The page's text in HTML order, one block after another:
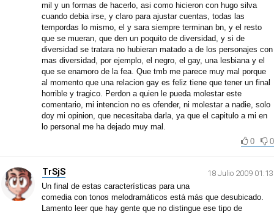
mil y un formas de hacerlo, asi como hicieron con hugo silva
cuando debia irse, y claro para ajustar cuentas, todas las
tempordas lo mismo, el y sara siempre terminan bn, y el resto
que se mueran, que den un poquito de diversidad, y si de
diversidad se tratara no hubieran matado a de los personajes con
mas diversidad, por ejemplo, el negro, el gay, una lesbiana y el
que se enamoro de la fea. Que tmb me parece muy mal porque
al momento que una relacion gay es feliz tiene que tener un final
horrible y tragico. Perdon a quien le pueda molestar este
comentario, mi intencion no es ofender, ni molestar a nadie, solo
doy mi opinion, que necesitaba darla, ya que el capitulo a mi en
lo personal me ha dejado muy mal.
0
0
TrSjS
18 Julio 2009 01:13
Un final de estas características para una
comedia con tonos melodramáticos está más que desubicado.
Lamento leer que hay gente que no distingue ese tipo de